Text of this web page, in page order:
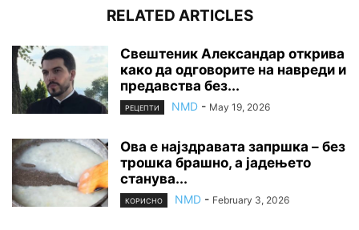
RELATED ARTICLES
Свештеник Александар открива
како да одговорите на навреди и
предавства без...
РЕЦЕПТИ NMD - May 19, 2026
Ова е најздравата запршка – без
трошка брашно, а јадењето
станува...
КОРИСНО NMD - February 3, 2026